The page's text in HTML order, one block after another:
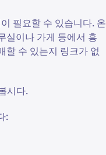
필요할 수 있습니다. 온
실이나 가게 등에서 흥
할 수 있는지 링크가 없
시다.
: